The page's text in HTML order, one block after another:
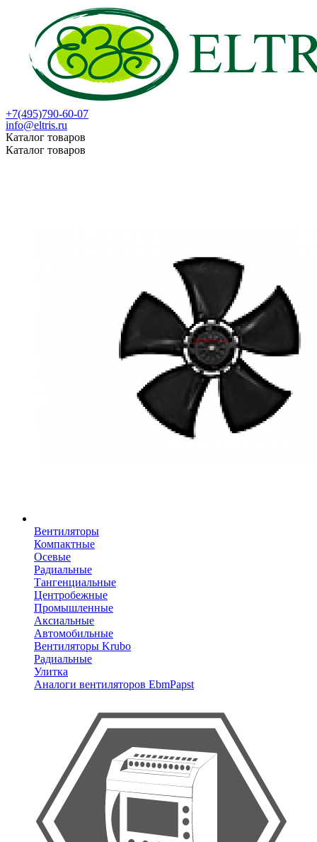
+7(495)790-60-07
info@eltris.ru
Каталог товаров
Каталог товаров
Вентиляторы
Компактные
Осевые
Радиальные
Тангенциальные
Центробежные
Промышленные
Аксиальные
Автомобильные
Вентиляторы Krubo
Радиальные
Улитка
Аналоги вентиляторов EbmPapst